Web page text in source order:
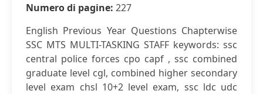
Numero di pagine: 227
English Previous Year Questions Chapterwise
SSC MTS MULTI-TASKING STAFF keywords: ssc
central police forces cpo capf , ssc combined
graduate level cgl, combined higher secondary
level exam chsl 10+2 level exam, ssc ldc udc